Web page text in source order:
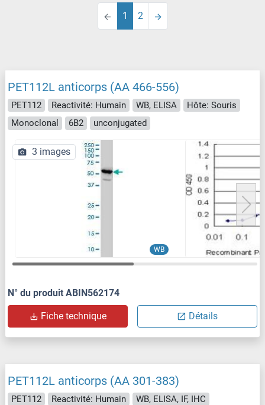
1 2
PET112L anticorps (AA 466-556)
PET112 Reactivité: Humain WB, ELISA
Hôte: Souris
Monoclonal
6B2 unconjugated
WB
3 images
N° du produit ABIN562174
Fiche technique Détails
PET112L anticorps (AA 301-383)
PET112 Reactivité: Humain
WB, ELISA, IF, IHC